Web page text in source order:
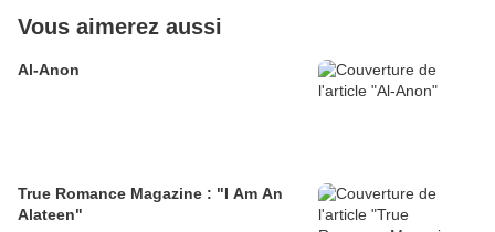
Vous aimerez aussi
Al-Anon
True Romance Magazine : "I Am An
Alateen"